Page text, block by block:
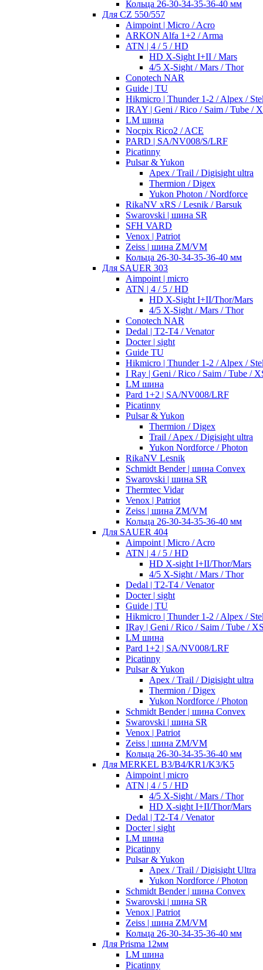
Кольца 26-30-34-35-36-40 мм
Для CZ 550/557
Aimpoint | Micro / Acro
ARKON Alfa 1+2 / Arma
ATN | 4 / 5 / HD
HD X-Sight I+II / Mars
4/5 X-Sight / Mars / Thor
Conotech NAR
Guide | TU
Hikmicro | Thunder 1-2 / Alpex /
IRAY | Geni / Rico / Saim / Tube /
LM шина
Nocpix Rico2 / ACE
PARD | SA/NV008/S/LRF
Picatinny
Pulsar & Yukon
Apex / Trail / Digisight ultra
Thermion / Digex
Yukon Photon / Nordforce
RikaNV xRS / Lesnik / Barsuk
Swarovski | шина SR
SFH VARD
Venox | Patriot
Zeiss | шина ZM/VM
Кольца 26-30-34-35-36-40 мм
Для SAUER 303
Aimpoint | micro
ATN | 4 / 5 / HD
HD X-Sight I+II/Thor/Mars
4/5 X-Sight / Mars / Thor
Conotech NAR
Dedal | T2-T4 / Venator
Docter | sight
Guide TU
Hikmicro | Thunder 1-2 / Alpex /
I Ray | Geni / Rico / Saim / Tube /
LM шина
Pard 1+2 | SA/NV008/LRF
Picatinny
Pulsar & Yukon
Thermion / Digex
Trail / Apex / Digisight ultra
Yukon Nordforce / Photon
RikaNV Lesnik
Schmidt Bender | шина Convex
Swarovski | шина SR
Thermtec Vidar
Venox | Patriot
Zeiss | шина ZM/VM
Кольца 26-30-34-35-36-40 мм
Для SAUER 404
Aimpoint | Micro / Acro
ATN | 4 / 5 / HD
HD X-sight I+II/Thor/Mars
4/5 X-Sight / Mars / Thor
Dedal | T2-T4 / Venator
Docter | sight
Guide | TU
Hikmicro | Thunder 1-2 / Alpex /
IRay | Geni / Rico / Saim / Tube /
LM шина
Pard 1+2 | SA/NV008/LRF
Picatinny
Pulsar & Yukon
Apex / Trail / Digisight ultra
Thermion / Digex
Yukon Nordforce / Photon
Schmidt Bender | шина Convex
Swarovski | шина SR
Venox | Patriot
Zeiss | шина ZM/VM
Кольца 26-30-34-35-36-40 мм
Для MERKEL B3/B4/KR1/K3/K5
Aimpoint | micro
ATN | 4 / 5 / HD
4/5 X-Sight / Mars / Thor
HD X-sight I+II/Thor/Mars
Dedal | T2-T4 / Venator
Docter | sight
LM шина
Picatinny
Pulsar & Yukon
Apex / Trail / Digisight Ultra
Yukon Nordforce / Photon
Schmidt Bender | шина Convex
Swarovski | шина SR
Venox | Patriot
Zeiss | шина ZM/VM
Кольца 26-30-34-35-36-40 мм
Для Prisma 12мм
LM шина
Picatinny